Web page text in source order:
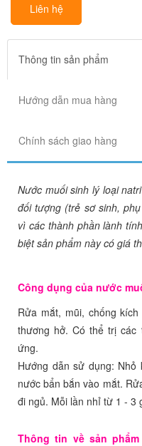
Liên hệ
Thông tin sản phẩm
Hướng dẫn mua hàng
Chính sách giao hàng
Nước muối sinh lý loại
đối tượng (trẻ sơ sinh,
vì các thành phần lành
biệt sản phẩm này có giá
Công dụng của nước
Rửa mắt, mũi, chống
thương hở. Có thể trị các
ứng.
Hướng dẫn sử dụng: Nhỏ
nước bẩn bắn vào mắt.
đi ngủ. Mỗi lần nhỉ từ 1 - 3
Thông tin về sản